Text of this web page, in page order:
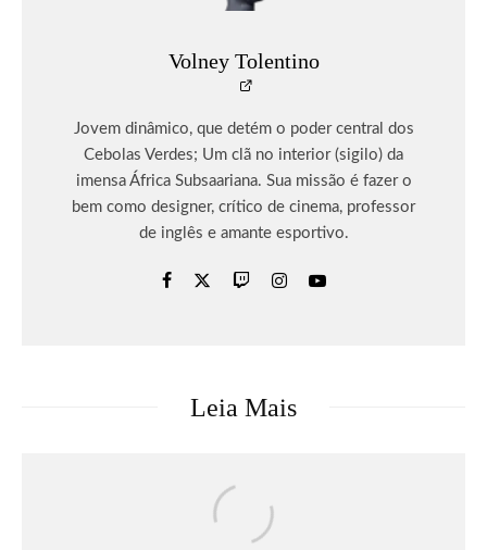
Volney Tolentino
Jovem dinâmico, que detém o poder central dos
Cebolas Verdes; Um clã no interior (sigilo) da
imensa África Subsaariana. Sua missão é fazer o
bem como designer, crítico de cinema, professor
de inglês e amante esportivo.
Leia Mais